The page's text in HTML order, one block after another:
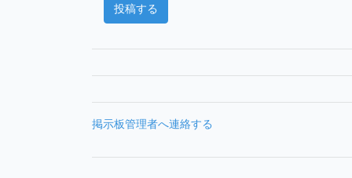
投稿する
掲示板管理者へ連絡する